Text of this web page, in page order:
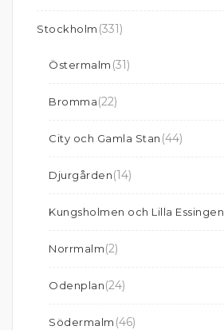
Stockholm (331)
Östermalm (31)
Bromma(22)
City och Gamla Stan (44)
Djurgården(14)
Kungsholmen och Lilla Essingen
Norrmalm(2)
Odenplan(24)
Södermalm (46)